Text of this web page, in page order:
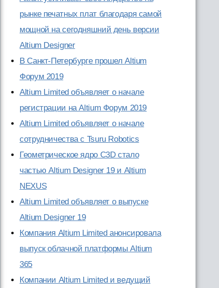
рынке печатных плат благодаря самой
мощной на сегодняшний день версии
Altium Designer
В Санкт-Петербурге прошел Altium
Форум 2019
Altium Limited объявляет о начале
регистрации на Altium Форум 2019
Altium Limited объявляет о начале
сотрудничества с Tsuru Robotics
Геометрическое ядро C3D стало
частью Altium Designer 19 и Altium
NEXUS
Altium Limited объявляет о выпуске
Altium Designer 19
Компания Altium Limited анонсировала
выпуск облачной платформы Altium
365
Компании Altium Limited и ведущий